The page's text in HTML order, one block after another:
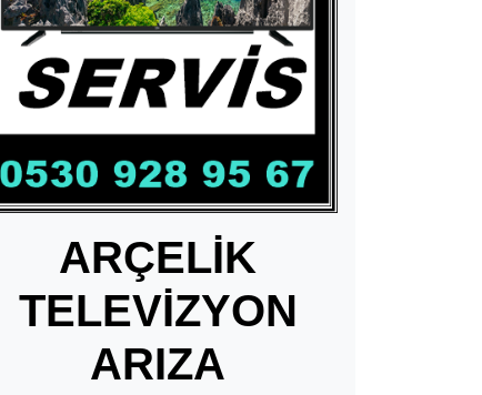
ARÇELİK
TELEVİZYON
ARIZA